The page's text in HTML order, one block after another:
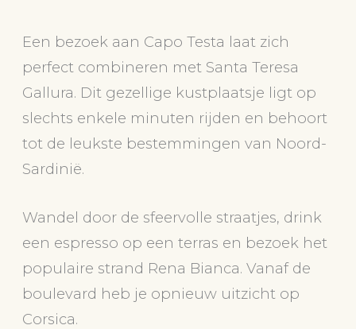
Een bezoek aan Capo Testa laat zich
perfect combineren met Santa Teresa
Gallura. Dit gezellige kustplaatsje ligt op
slechts enkele minuten rijden en behoort
tot de leukste bestemmingen van Noord-
Sardinië.
Wandel door de sfeervolle straatjes, drink
een espresso op een terras en bezoek het
populaire strand Rena Bianca. Vanaf de
boulevard heb je opnieuw uitzicht op
Corsica.